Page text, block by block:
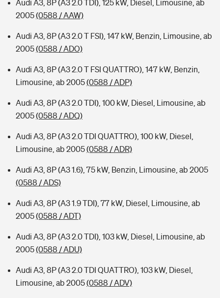
Audi A3, 8P (A3 2.0 TDI), 125 kW, Diesel, Limousine, ab
2005(0588 / AAW)
Audi A3, 8P (A3 2.0 T FSI), 147 kW, Benzin, Limousine, ab
2005(0588 / ADO)
Audi A3, 8P (A3 2.0 T FSI QUATTRO), 147 kW, Benzin,
Limousine, ab 2005(0588 / ADP)
Audi A3, 8P (A3 2.0 TDI), 100 kW, Diesel, Limousine, ab
2005(0588 / ADQ)
Audi A3, 8P (A3 2.0 TDI QUATTRO), 100 kW, Diesel,
Limousine, ab 2005(0588 / ADR)
Audi A3, 8P (A3 1.6), 75 kW, Benzin, Limousine, ab 2005
(0588 / ADS)
Audi A3, 8P (A3 1.9 TDI), 77 kW, Diesel, Limousine, ab
2005(0588 / ADT)
Audi A3, 8P (A3 2.0 TDI), 103 kW, Diesel, Limousine, ab
2005(0588 / ADU)
Audi A3, 8P (A3 2.0 TDI QUATTRO), 103 kW, Diesel,
Limousine, ab 2005(0588 / ADV)